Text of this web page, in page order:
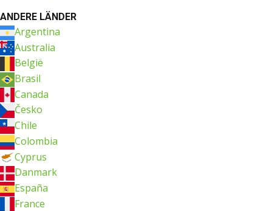
ANDERE LÄNDER
Argentina
Australia
België
Brasil
Canada
Česko
Chile
Colombia
Cyprus
Danmark
España
France